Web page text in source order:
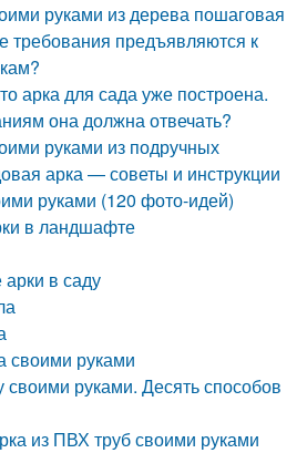
руками из дерева пошаговая
требования предъявляются к
арка для сада уже построена.
она должна отвечать?
руками из подручных
арка — советы и инструкции
руками (120 фото-идей)
в ландшафте
в саду
своими руками
своими руками. Десять способов
из ПВХ труб своими руками